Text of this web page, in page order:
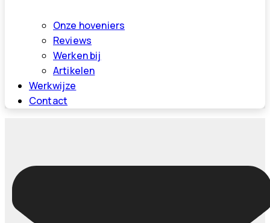
Onze hoveniers
Reviews
Werken bij
Artikelen
Werkwijze
Contact